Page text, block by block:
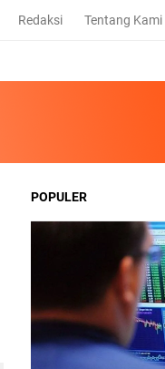
Redaksi Tentang Kami
POPULER